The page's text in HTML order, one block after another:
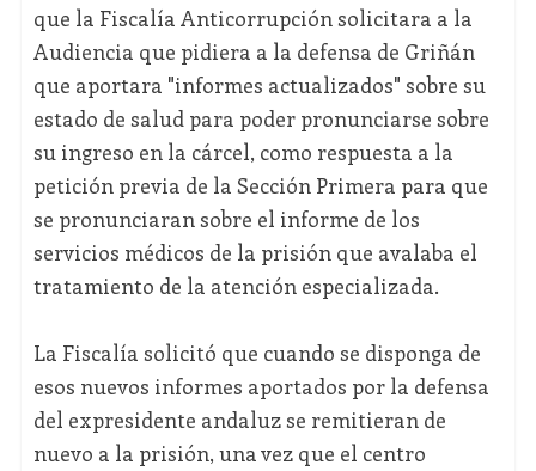
que la Fiscalía Anticorrupción solicitara a la
Audiencia que pidiera a la defensa de Griñán
que aportara "informes actualizados" sobre su
estado de salud para poder pronunciarse sobre
su ingreso en la cárcel, como respuesta a la
petición previa de la Sección Primera para que
se pronunciaran sobre el informe de los
servicios médicos de la prisión que avalaba el
tratamiento de la atención especializada.
La Fiscalía solicitó que cuando se disponga de
esos nuevos informes aportados por la defensa
del expresidente andaluz se remitieran de
nuevo a la prisión, una vez que el centro